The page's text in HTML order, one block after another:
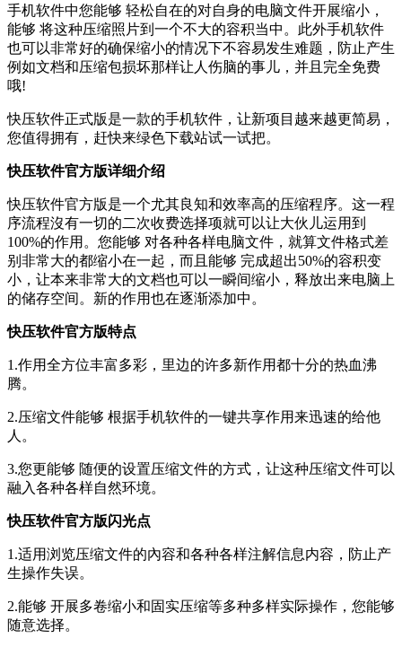
手机软件中您能够 轻松自在的对自身的电脑文件开展缩小，
能够 将这种压缩照片到一个不大的容积当中。此外手机软件
也可以非常好的确保缩小的情况下不容易发生难题，防止产生
例如文档和压缩包损坏那样让人伤脑的事儿，并且完全免费
哦!
快压软件正式版是一款的手机软件，让新项目越来越更简易，
您值得拥有，赶快来绿色下载站试一试把。
快压软件官方版详细介绍
快压软件官方版是一个尤其良知和效率高的压缩程序。这一程
序流程沒有一切的二次收费选择项就可以让大伙儿运用到
100%的作用。您能够 对各种各样电脑文件，就算文件格式差
别非常大的都缩小在一起，而且能够 完成超出50%的容积变
小，让本来非常大的文档也可以一瞬间缩小，释放出来电脑上
的储存空间。新的作用也在逐渐添加中。
快压软件官方版特点
1.作用全方位丰富多彩，里边的许多新作用都十分的热血沸
腾。
2.压缩文件能够 根据手机软件的一键共享作用来迅速的给他
人。
3.您更能够 随便的设置压缩文件的方式，让这种压缩文件可以
融入各种各样自然环境。
快压软件官方版闪光点
1.适用浏览压缩文件的內容和各种各样注解信息内容，防止产
生操作失误。
2.能够 开展多卷缩小和固实压缩等多种多样实际操作，您能够
随意选择。